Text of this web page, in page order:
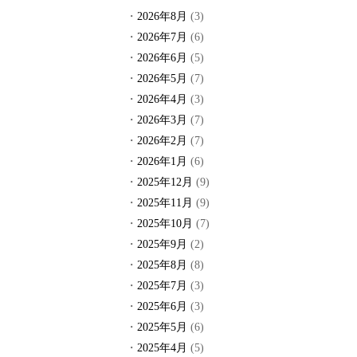
2026年8月 (3)
2026年7月 (6)
2026年6月 (5)
2026年5月 (7)
2026年4月 (3)
2026年3月 (7)
2026年2月 (7)
2026年1月 (6)
2025年12月 (9)
2025年11月 (9)
2025年10月 (7)
2025年9月 (2)
2025年8月 (8)
2025年7月 (3)
2025年6月 (3)
2025年5月 (6)
2025年4月 (5)